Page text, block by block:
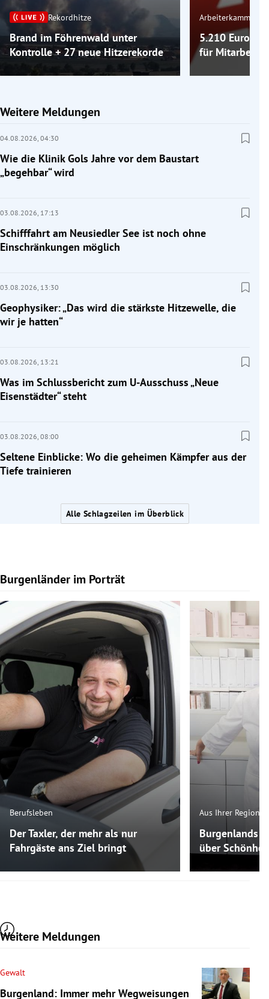
Rekordhitze
Brand im Föhrenwald unter
Kontrolle + 27 neue Hitzerekorde
Arbeiterkammer
5.210 Euro
für Mitarbeiter
Weitere Meldungen
04.08.2026, 04:30
Wie die Klinik Gols Jahre vor dem Baustart
„begehbar“ wird
03.08.2026, 17:13
Schifffahrt am Neusiedler See ist noch ohne
Einschränkungen möglich
03.08.2026, 13:30
Geophysiker: „Das wird die stärkste Hitzewelle, die
wir je hatten“
03.08.2026, 13:21
Was im Schlussbericht zum U-Ausschuss „Neue
Eisenstädter“ steht
03.08.2026, 08:00
Seltene Einblicke: Wo die geheimen Kämpfer aus der
Tiefe trainieren
Alle Schlagzeilen im Überblick
Burgenländer im Porträt
Slide 1 von 9
Berufsleben
Der Taxler, der mehr als nur
Fahrgäste ans Ziel bringt
Aus Ihrer Region
Burgenlands
über
Weitere Meldungen
Gewalt
Burgenland: Immer mehr Wegweisungen